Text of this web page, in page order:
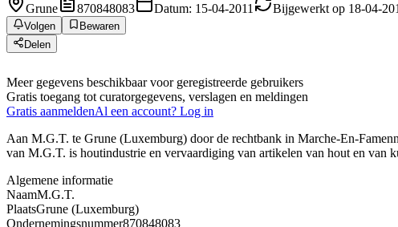
Grune 870848083 Datum: 15-04-2011 Bijgewerkt op 18-04-
Volgen
Bewaren
Delen
Meer gegevens beschikbaar voor geregistreerde gebruikers
Gratis toegang tot curatorgegevens, verslagen en meldingen
Gratis aanmeldenAl een account? Log in
Aan M.G.T. te Grune (Luxemburg) door de rechtbank in Marche-En-
van M.G.T. is houtindustrie en vervaardiging van artikelen van hout en van
Algemene informatie
NaamM.G.T.
PlaatsGrune (Luxemburg)
Ondernemingsnummer870848083